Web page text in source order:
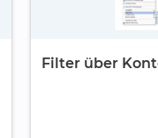
Filter über